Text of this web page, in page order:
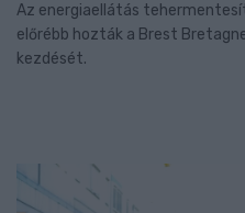
Az energiaellátás
előrébb hozták a Brest
kezdését.